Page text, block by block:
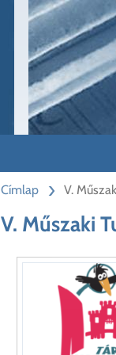
Címlap V.
V. Műszaki